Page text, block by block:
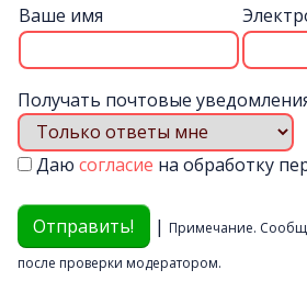
Ваше имя
Получать почтовые
Даю согласие на обработку
| Примечание.
после проверки модератором.